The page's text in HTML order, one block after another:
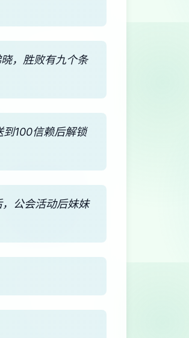
，胜败有九个条
100信赖后解锁
公会活动后妹妹